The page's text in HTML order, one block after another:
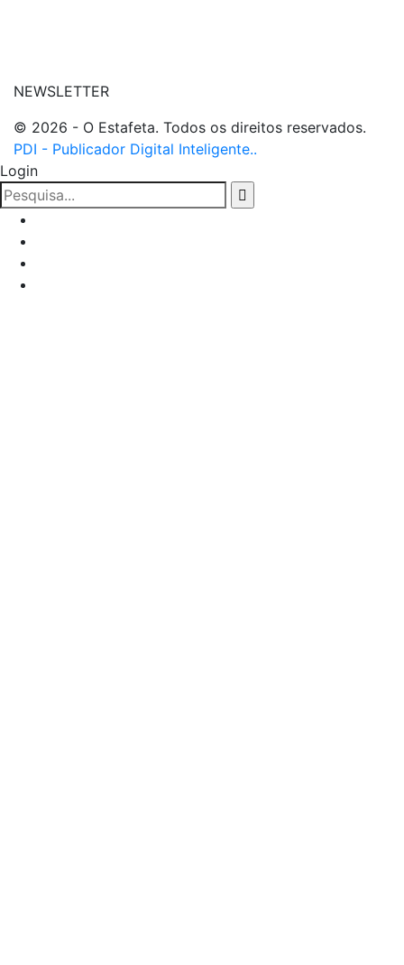
NEWSLETTER
© 2026 - O Estafeta. Todos os direitos reservados.
PDI - Publicador Digital Inteligente..
Login